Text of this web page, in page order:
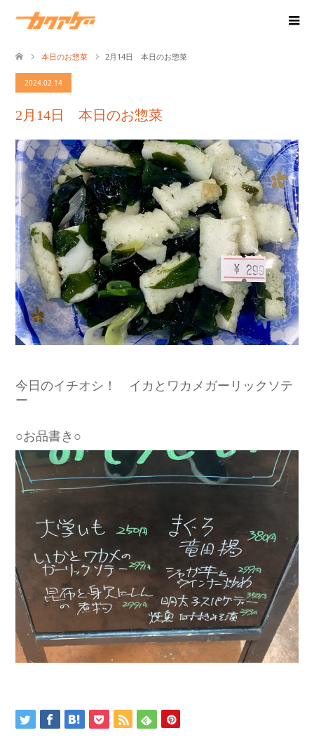
本日のお惣菜 2月14日 本日のお惣菜
2024.02.14
2月14日 本日のお惣菜
今日のイチオシ！ イカとワカメガーリックソテ
ー
○お品書き○